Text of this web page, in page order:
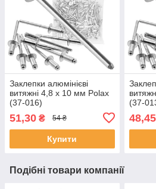
Заклепки алюмінієві
витяжні 4,8 х 10 мм Polax
(37-016)
51,30 ₴ 54 ₴
Купити
(37-
48,45
Подібні товари компанії